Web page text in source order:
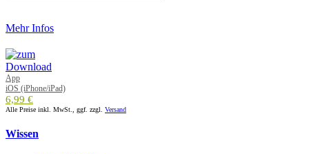
Mehr Infos
App
iOS (iPhone/iPad)
6,99 €
Alle Preise inkl. MwSt., ggf. zzgl. Versand
Wissen